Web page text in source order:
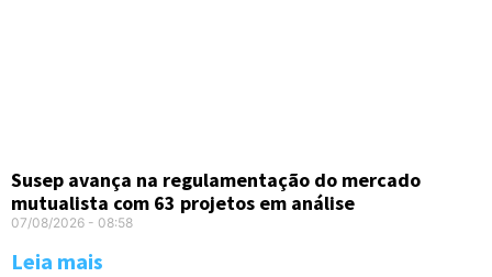
Susep avança na regulamentação do mercado
mutualista com 63 projetos em análise
07/08/2026 08:58
Leia mais